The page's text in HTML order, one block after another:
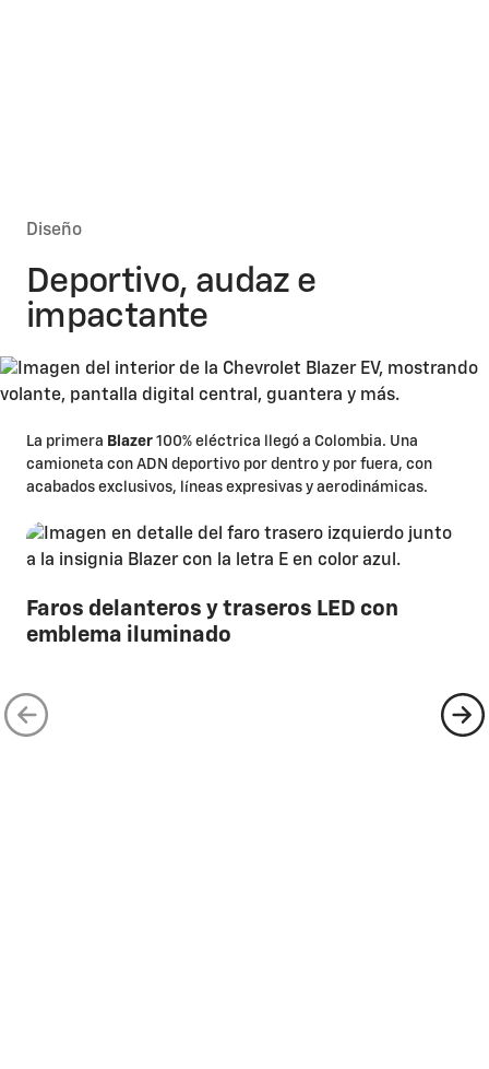
Diseño
Deportivo, audaz e
impactante
La primera Blazer 100% eléctrica llegó a Colombia. Una
camioneta con ADN deportivo por dentro y por fuera, con
acabados exclusivos, líneas expresivas y aerodinámicas.
Faros delanteros y traseros LED con
emblema iluminado